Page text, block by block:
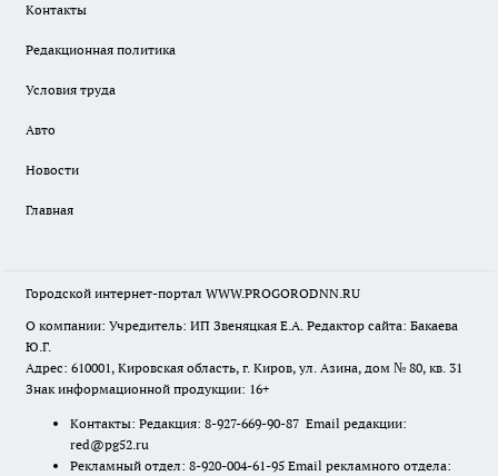
Контакты
Редакционная политика
Условия труда
Авто
Новости
Главная
Городской интернет-портал WWW.PROGORODNN.RU
О компании: Учредитель: ИП Звеняцкая Е.А. Редактор сайта: Бакаева
Ю.Г.
Адрес: 610001, Кировская область, г. Киров, ул. Азина, дом № 80, кв. 31
Знак информационной продукции: 16+
Контакты: Редакция: 8-927-669-90-87 Email редакции:
red@pg52.ru
Рекламный отдел: 8-920-004-61-95 Email рекламного отдела: